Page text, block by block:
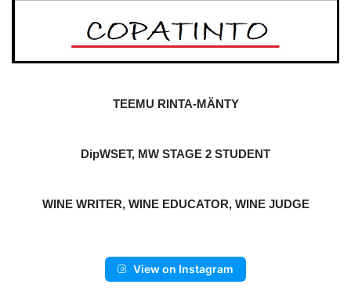
TEEMU RINTA-MÄNTY
DipWSET, MW STAGE 2 STUDENT
WINE WRITER, WINE EDUCATOR, WINE JUDGE
View on Instagram